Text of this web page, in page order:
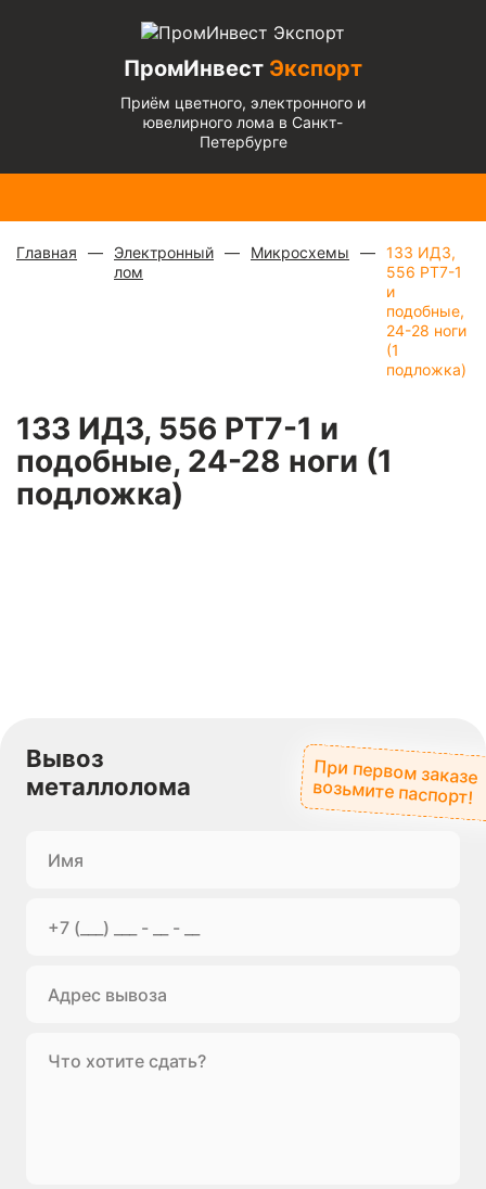
ПромИнвест Экспорт
Приём цветного, электронного и
ювелирного лома в Санкт-
Петербурге
Медь
кг
Радиаторы
310 ₽/кг
Медный
кг
Алюминиевый
₽/кг
Главная
Электронный
лом
Микросхемы
133 ИД3,
556 РТ7-1
и
подобные,
24-28 ноги
(1
подложка)
133 ИД3, 556 РТ7-1 и
подобные, 24-28 ноги (1
подложка)
Вывоз
металлолома
При первом заказе
возьмите паспорт!